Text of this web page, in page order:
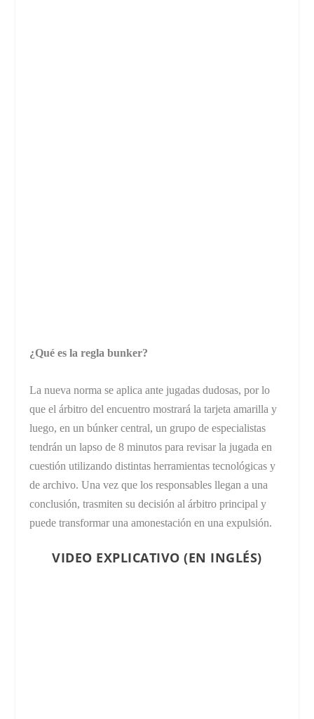
¿Qué es la regla bunker?
La nueva norma se aplica ante jugadas dudosas, por lo
que el árbitro del encuentro mostrará la tarjeta amarilla y
luego, en un búnker central, un grupo de especialistas
tendrán un lapso de 8 minutos para revisar la jugada en
cuestión utilizando distintas herramientas tecnológicas y
de archivo. Una vez que los responsables llegan a una
conclusión, trasmiten su decisión al árbitro principal y
puede transformar una amonestación en una expulsión.
VIDEO EXPLICATIVO (EN INGLÉS)